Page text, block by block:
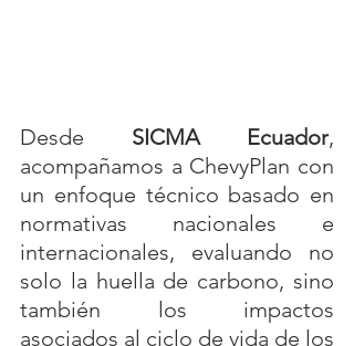
Desde SICMA Ecuador,
acompañamos a ChevyPlan con
un enfoque técnico basado en
normativas nacionales e
internacionales, evaluando no
solo la huella de carbono, sino
también los impactos
asociados al ciclo de vida de los